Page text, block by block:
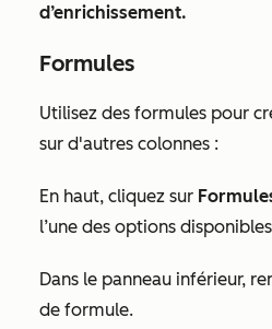
d’enrichissement.
Formules
Utilisez des formules pour
sur d'autres colonnes :
En haut, cliquez sur
l’une des options
Dans le panneau inférieur,
de formule.